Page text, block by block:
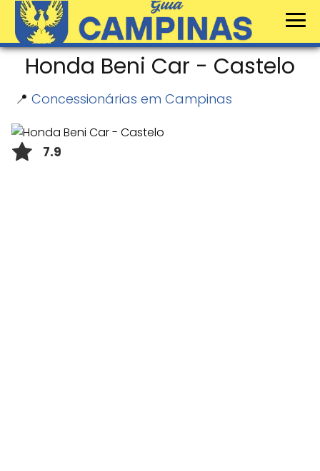
Honda Beni Car - Castelo
📍 Concessionárias em Campinas
7.9